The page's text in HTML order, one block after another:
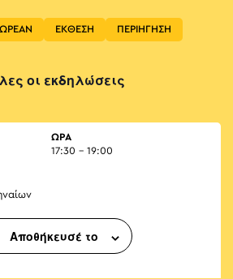
ΕΚΘΕΣΗ ΠΕΡΙΗΓΗΣΗ
οι εκδηλώσεις
ΏΡΑ
17:30 - 19:00
Αποθήκευσέ το